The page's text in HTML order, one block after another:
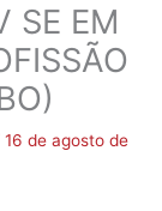
SE EM
16 de agosto de